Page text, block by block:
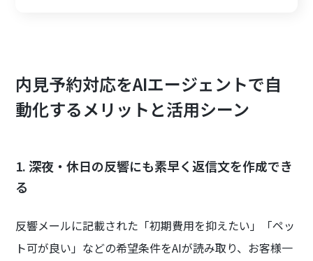
内見予約対応をAIエージェントで自
動化するメリットと活用シーン
1. 深夜・休日の反響にも素早く返信文を作成でき
る
反響メールに記載された「初期費用を抑えたい」「ペッ
ト可が良い」などの希望条件をAIが読み取り、お客様一